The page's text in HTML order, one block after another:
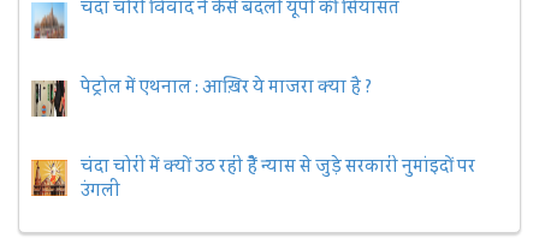
चंदा चोरी विवाद ने कैसे बदली यूपी की सियासत
पेट्रोल में एथनाल : आख़िर ये माजरा क्या है ?
चंदा चोरी में क्यों उठ रही हैैं न्यास से जुड़े सरकारी नुमांइदों पर
उंगली